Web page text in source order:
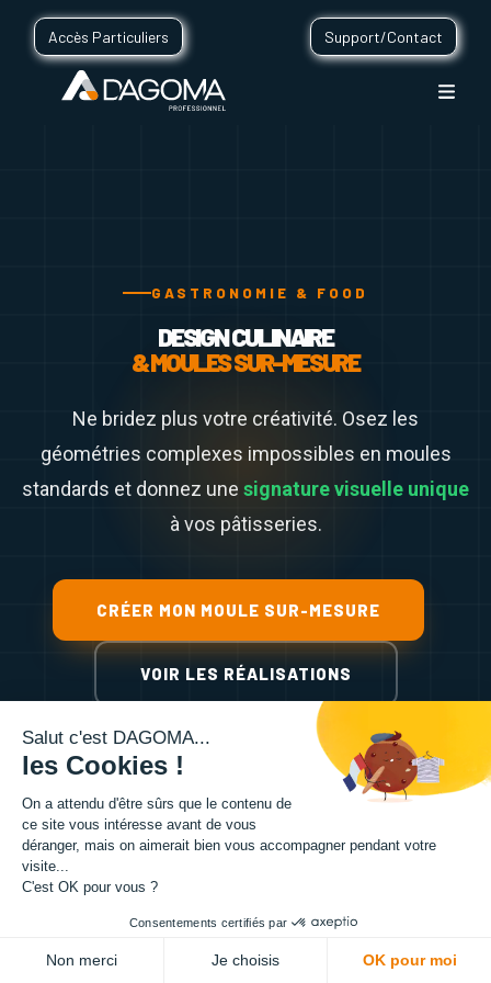
Accès Particuliers Support/Contact
GASTRONOMIE & FOOD
DESIGN CULINAIRE
& MOULES SUR-MESURE
Ne bridez plus votre créativité. Osez les
géométries complexes impossibles en moules
standards et donnez une signature visuelle unique
à vos pâtisseries.
CRÉER MON MOULE SUR-MESURE
VOIR LES RÉALISATIONS
Salut c'est DAGOMA...
les Cookies !
On a attendu d'être sûrs que le contenu de
ce site vous intéresse avant de vous
déranger, mais on aimerait bien vous accompagner pendant votre
visite...
C'est OK pour vous ?
Consentements certifiés par
Non merci Je choisis OK pour moi